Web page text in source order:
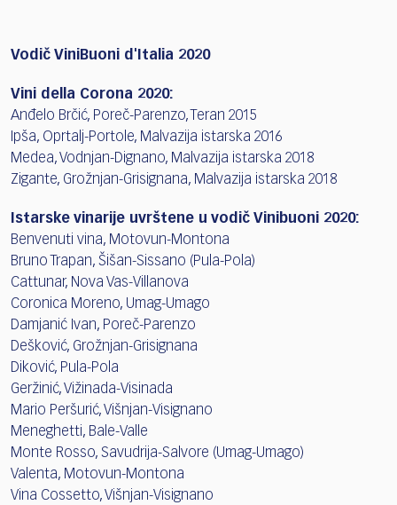
Vodič ViniBuoni d'Italia 2020
Vini della Corona 2020:
Anđelo Brčić, Poreč-Parenzo, Teran 2015
Ipša, Oprtalj-Portole, Malvazija istarska 2016
Medea, Vodnjan-Dignano, Malvazija istarska 2018
Zigante, Grožnjan-Grisignana, Malvazija istarska 2018
Istarske vinarije uvrštene u vodič Vinibuoni 2020:
Benvenuti vina, Motovun-Montona
Bruno Trapan, Šišan-Sissano (Pula-Pola)
Cattunar, Nova Vas-Villanova
Coronica Moreno, Umag-Umago
Damjanić Ivan, Poreč-Parenzo
Dešković, Grožnjan-Grisignana
Diković, Pula-Pola
Geržinić, Vižinada-Visinada
Mario Peršurić, Višnjan-Visignano
Meneghetti, Bale-Valle
Monte Rosso, Savudrija-Salvore (Umag-Umago)
Valenta, Motovun-Montona
Vina Cossetto, Višnjan-Visignano